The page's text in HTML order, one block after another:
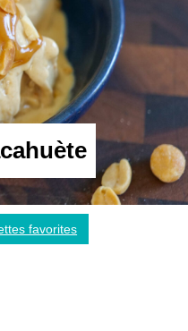
favorites